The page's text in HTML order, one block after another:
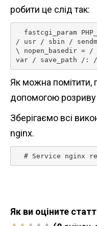
робити це слід так:
/ usr / sbin /
\ nopen_basedir =
var / save_path /:
Як можна помітити,
допомогою розриву
Зберігаємо всі
nginx.
# Service nginx
Як ви оціните